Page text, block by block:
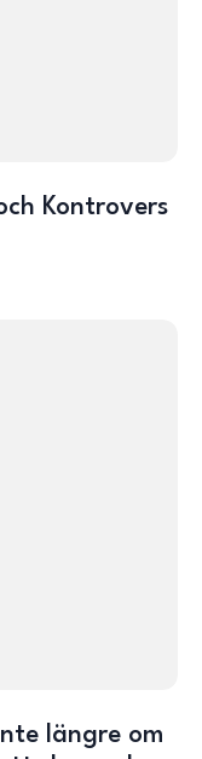
Kontrovers
längre om